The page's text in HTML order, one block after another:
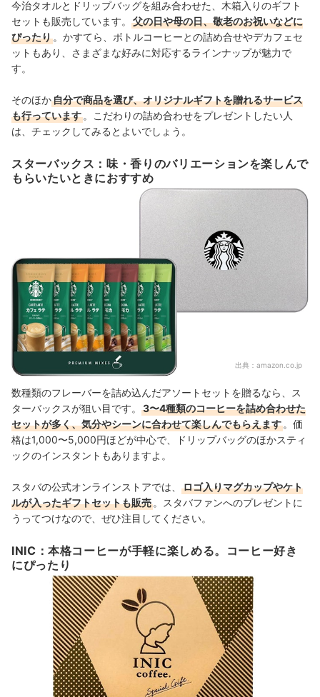
今治タオルとドリップバッグを組み合わせた、木箱入りのギフト
セットも販売しています。
父の日や母の日、敬老のお祝いなどに
ぴったり 。かすてら、ボトルコーヒーとの詰め合せやデカフェセ
ットもあり、さまざまな好みに対応するラインナップが魅力で
す。
そのほか自分で商品を選び、オリジナルギフトを贈れるサービス
も行っています 。こだわりの詰め合わせをプレゼントしたい人
は、チェックしてみるとよいでしょう。
スターバックス：味・香りのバリエーションを楽しんで
もらいたいときにおすすめ
出典： amazon.co.jp
数種類のフレーバーを詰め込んだアソートセットを贈るなら、ス
ターバックスが狙い目です。
3〜4種類のコーヒーを詰め合わせた
セットが多く、気分やシーンに合わせて楽しんでもらえます 。価
格は1,000〜5,000円ほどが中心で、ドリップバッグのほかスティ
ックのインスタントもありますよ。
スタバの公式オンラインストアでは、
ロゴ入りマグカップやケト
ルが入ったギフトセットも販売 。スタバファンへのプレゼントに
うってつけなので、ぜひ注目してください。
INIC：本格コーヒーが手軽に楽しめる。コーヒー好き
にぴったり